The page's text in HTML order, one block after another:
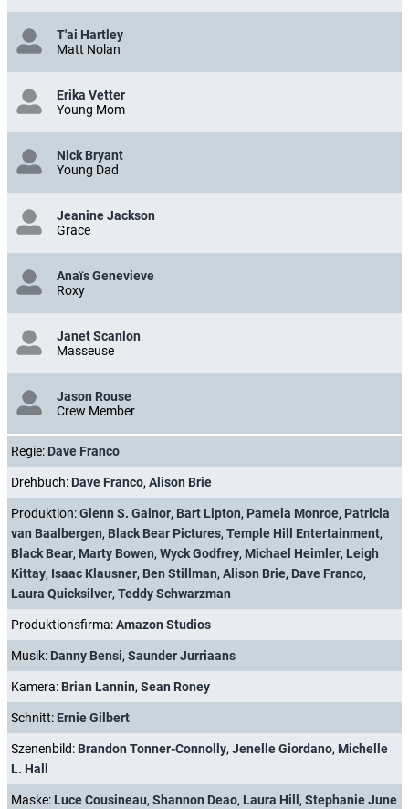
T'ai Hartley
Matt Nolan
Erika Vetter
Young Mom
Nick Bryant
Young Dad
Jeanine Jackson
Grace
Anaïs Genevieve
Roxy
Janet Scanlon
Masseuse
Jason Rouse
Crew Member
Regie: Dave Franco
Drehbuch: Dave Franco, Alison Brie
Produktion:Glenn S. Gainor, Bart Lipton, Pamela Monroe, Patricia
van Baalbergen, Black Bear Pictures, Temple Hill Entertainment,
Black Bear, Marty Bowen, Wyck Godfrey, Michael Heimler, Leigh
Kittay, Isaac Klausner, Ben Stillman, Alison Brie, Dave Franco,
Laura Quicksilver, Teddy Schwarzman
Produktionsfirma:Amazon Studios
Musik: Danny Bensi, Saunder Jurriaans
Kamera: Brian Lannin, Sean Roney
Schnitt: Ernie Gilbert
Szenenbild: Brandon Tonner-Connolly, Jenelle Giordano, Michelle
L. Hall
Maske: Luce Cousineau, Shannon Deao, Laura Hill , Stephanie June